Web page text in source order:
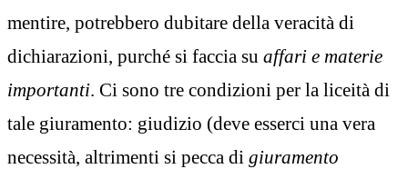
mentire, potrebbero dubitare della veracità di
dichiarazioni, purché si faccia su affari e materie
importanti. Ci sono tre condizioni per la liceità di
tale giuramento: giudizio (deve esserci una vera
necessità, altrimenti si pecca di giuramento